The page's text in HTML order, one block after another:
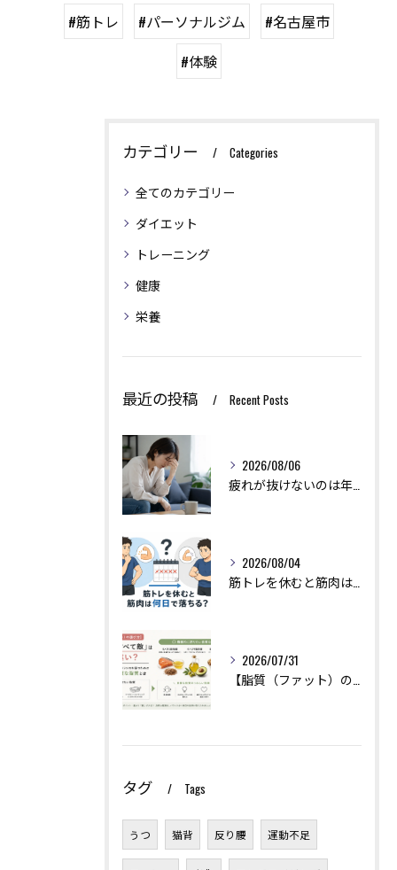
#筋トレ #パーソナルジム
#名古屋市
#体験
カテゴリー Categories
全てのカテゴリー
ダイエット
トレーニング
健康
栄養
最近の投稿 Recent Posts
2026/08/06
2026/08/04
2026/07/31
タグ Tags
うつ 猫背 反り腰 運動不足